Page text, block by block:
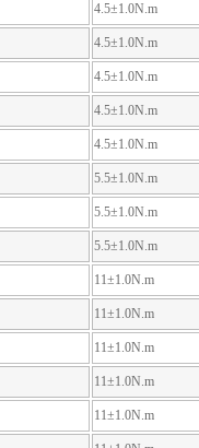
4.5±1.0N.m
4.5±1.0N.m
4.5±1.0N.m
4.5±1.0N.m
4.5±1.0N.m
5.5±1.0N.m
5.5±1.0N.m
5.5±1.0N.m
11±1.0N.m
11±1.0N.m
11±1.0N.m
11±1.0N.m
11±1.0N.m